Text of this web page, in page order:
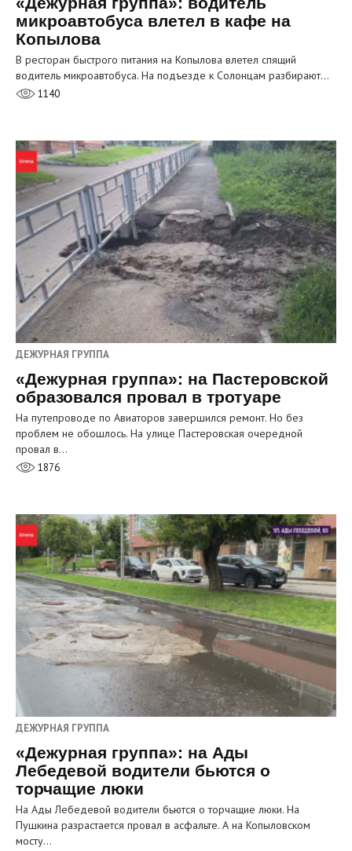
микроавтобуса влетел в кафе на
Копылова
В ресторан быстрого питания на Копылова влетел спящий
водитель микроавтобуса. На подъезде к Солонцам разбирают…
1140
ДЕЖУРНАЯ ГРУППА
«Дежурная группа»: на Пастеровской
образовался провал в тротуаре
На путепроводе по Авиаторов завершился ремонт. Но без
проблем не обошлось. На улице Пастеровская очередной
провал в…
1876
ДЕЖУРНАЯ ГРУППА
«Дежурная группа»: на Ады
Лебедевой водители бьются о
торчащие люки
На Ады Лебедевой водители бьются о торчащие люки. На
Пушкина разрастается провал в асфальте. А на Копыловском
мосту…